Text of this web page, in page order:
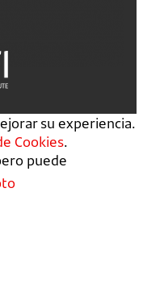
su experiencia.
Cookies.
puede